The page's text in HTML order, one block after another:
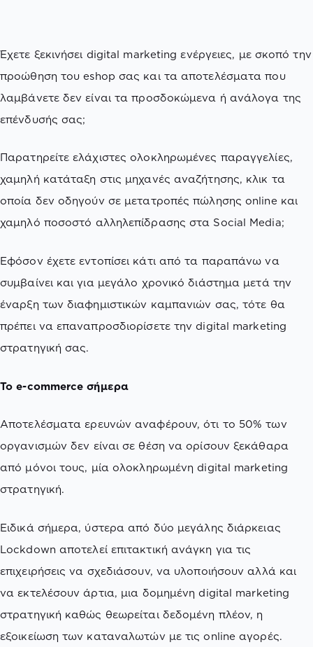
Έχετε ξεκινήσει digital marketing ενέργειες, με σκοπό την
προώθηση του eshop σας και τα αποτελέσματα που
λαμβάνετε δεν είναι τα προσδοκώμενα ή ανάλογα της
επένδυσής σας;
Παρατηρείτε ελάχιστες ολοκληρωμένες παραγγελίες,
χαμηλή κατάταξη στις μηχανές αναζήτησης, κλικ τα
οποία δεν οδηγούν σε μετατροπές πώλησης online και
χαμηλό ποσοστό αλληλεπίδρασης στα Social Media;
Εφόσον έχετε εντοπίσει κάτι από τα παραπάνω να
συμβαίνει και για μεγάλο χρονικό διάστημα μετά την
έναρξη των διαφημιστικών καμπανιών σας, τότε θα
πρέπει να επαναπροσδιορίσετε την digital marketing
στρατηγική σας.
Το e-commerce σήμερα
Αποτελέσματα ερευνών αναφέρουν, ότι το 50% των
οργανισμών δεν είναι σε θέση να ορίσουν ξεκάθαρα
από μόνοι τους, μία ολοκληρωμένη digital marketing
στρατηγική.
Ειδικά σήμερα, ύστερα από δύο μεγάλης διάρκειας
Lockdown αποτελεί επιτακτική ανάγκη για τις
επιχειρήσεις να σχεδιάσουν, να υλοποιήσουν αλλά και
να εκτελέσουν άρτια, μια δομημένη digital marketing
στρατηγική καθώς θεωρείται δεδομένη πλέον, η
εξοικείωση των καταναλωτών με τις online αγορές.